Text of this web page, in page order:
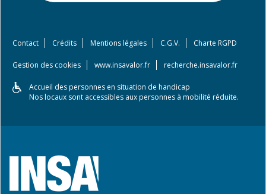
Contact Crédits Mentions légales C.G.V. Charte RGPD
Gestion des cookies www.insavalor.fr recherche.insavalor.fr
Accueil des personnes en situation de handicap
Nos locaux sont accessibles aux personnes à mobilité réduite.